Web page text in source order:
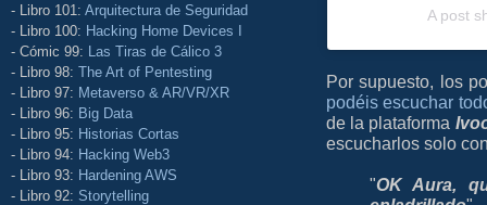
- Libro 101: Arquitectura de Seguridad
- Libro 100: Hacking Home Devices I
- Cómic 99: Las Tiras de Cálico 3
- Libro 98: The Art of Pentesting
- Libro 97: Metaverso & AR/VR/XR
- Libro 96: Big Data
- Libro 95: Historias Cortas
- Libro 94: Hacking Web3
- Libro 93: Hardening AWS
- Libro 92: Storytelling
A post
Por supuesto, los
podéis escuchar
de la plataforma
escucharlos solo
"OK Aura,